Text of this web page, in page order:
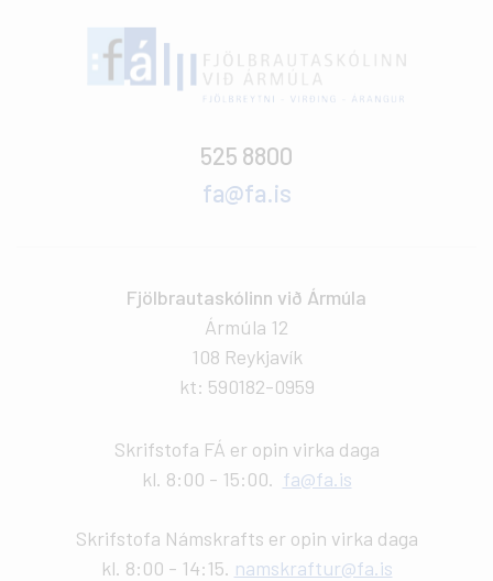
525 8800
fa@fa.is
Fjölbrautaskólinn við Ármúla
Ármúla 12
108 Reykjavík
kt: 590182-0959
Skrifstofa FÁ er opin virka daga
kl. 8:00 - 15:00. fa@fa.is
Skrifstofa Námskrafts er opin virka daga
kl. 8:00 - 14:15. namskraftur@fa.is